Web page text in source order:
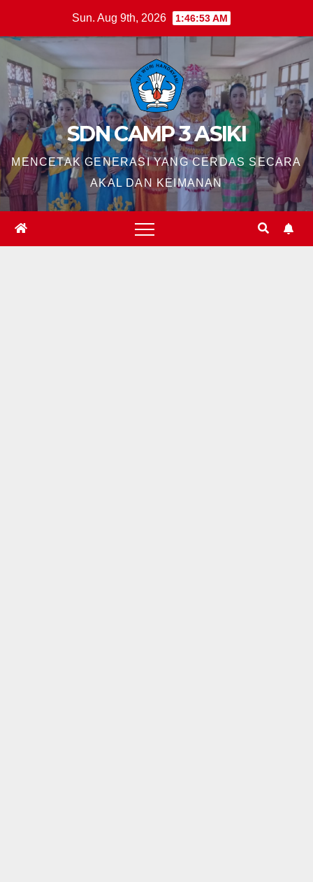
content
Sun. Aug 9th, 2026 1:46:53 AM
SDN CAMP 3 ASIKI
MENCETAK GENERASI YANG CERDAS SECARA
AKAL DAN KEIMANAN